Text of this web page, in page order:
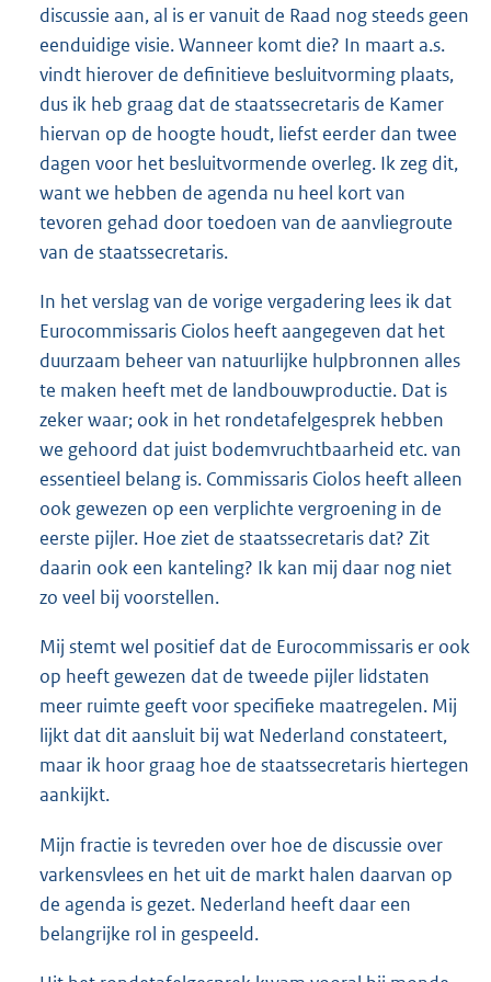
discussie aan, al is er vanuit de Raad nog steeds geen
eenduidige visie. Wanneer komt die? In maart a.s.
vindt hierover de definitieve besluitvorming plaats,
dus ik heb graag dat de staatssecretaris de Kamer
hiervan op de hoogte houdt, liefst eerder dan twee
dagen voor het besluitvormende overleg. Ik zeg dit,
want we hebben de agenda nu heel kort van
tevoren gehad door toedoen van de aanvliegroute
van de staatssecretaris.
In het verslag van de vorige vergadering lees ik dat
Eurocommissaris Ciolos heeft aangegeven dat het
duurzaam beheer van natuurlijke hulpbronnen alles
te maken heeft met de landbouwproductie. Dat is
zeker waar; ook in het rondetafelgesprek hebben
we gehoord dat juist bodemvruchtbaarheid etc. van
essentieel belang is. Commissaris Ciolos heeft alleen
ook gewezen op een verplichte vergroening in de
eerste pijler. Hoe ziet de staatssecretaris dat? Zit
daarin ook een kanteling? Ik kan mij daar nog niet
zo veel bij voorstellen.
Mij stemt wel positief dat de Eurocommissaris er ook
op heeft gewezen dat de tweede pijler lidstaten
meer ruimte geeft voor specifieke maatregelen. Mij
lijkt dat dit aansluit bij wat Nederland constateert,
maar ik hoor graag hoe de staatssecretaris hiertegen
aankijkt.
Mijn fractie is tevreden over hoe de discussie over
varkensvlees en het uit de markt halen daarvan op
de agenda is gezet. Nederland heeft daar een
belangrijke rol in gespeeld.